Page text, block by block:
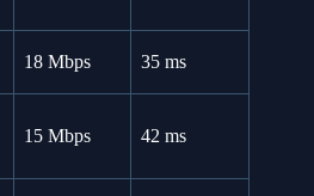
18 Mbps 35 ms
15 Mbps 42 ms